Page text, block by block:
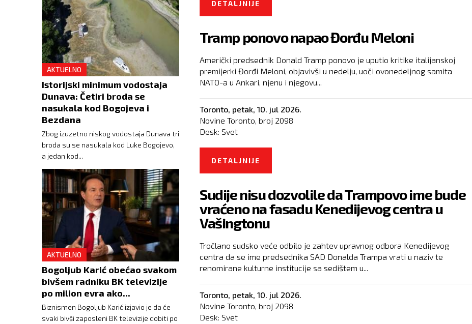
AKTUELNO
Istorijski minimum vodostaja
Dunava: Četiri broda se
nasukala kod Bogojeva i
Bezdana
Zbog izuzetno niskog vodostaja Dunava tri
broda su se nasukala kod Luke Bogojevo,
a jedan kod...
AKTUELNO
Bogoljub Karić obećao svakom
bivšem radniku BK televizije
po milion evra ako...
Biznismen Bogoljub Karić izjavio je da će
svaki bivši zaposleni BK televizije dobiti po
DETALJNIJE
BRANITI
Tramp ponovo napao Đorđu Meloni
Američki predsednik Donald Tramp ponovo je uputio kritike italijanskoj
premijerki Đorđi Meloni, objavivši u nedelju, uoči ovonedeljnog samita
NATO-a u Ankari, njenu i njegovu...
Toronto, petak, 10. jul 2026.
Novine Toronto, broj 2098
Desk: Svet
DETALJNIJE
Sudije nisu dozvolile da Trampovo ime bude
vraćeno na fasadu Kenedijevog centra u
Vašingtonu
Tročlano sudsko veće odbilo je zahtev upravnog odbora Kenedijevog
centra da se ime predsednika SAD Donalda Trampa vrati u naziv te
renomirane kulturne institucije sa sedištem u...
Toronto, petak, 10. jul 2026.
Novine Toronto, broj 2098
Desk: Svet